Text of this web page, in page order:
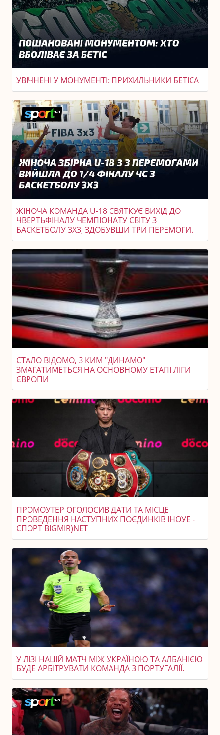
УВІЧНЕНІ У МОНУМЕНТІ: ПРИХИЛЬНИКИ БЕТІСА
ЖІНОЧА КОМАНДА U-18 СВЯТКУЄ ВИХІД ДО
ЧВЕРТЬФІНАЛУ ЧЕМПІОНАТУ СВІТУ З
БАСКЕТБОЛУ 3X3, ЗДОБУВШИ ТРИ ПЕРЕМОГИ.
СТАЛО ВІДОМО, З КИМ "ДИНАМО"
ЗМАГАТИМЕТЬСЯ НА ОСНОВНОМУ ЕТАПІ ЛІГИ
ЄВРОПИ
ПРОМОУТЕР ОГОЛОСИВ ДАТИ ТА МІСЦЕ
ПРОВЕДЕННЯ НАСТУПНИХ ПОЄДИНКІВ ІНОУЕ -
СПОРТ BIGMIR)NET
У ЛІЗІ НАЦІЙ МАТЧ МІЖ УКРАЇНОЮ ТА АЛБАНІЄЮ
БУДЕ АРБІТРУВАТИ КОМАНДА З ПОРТУГАЛІЇ.